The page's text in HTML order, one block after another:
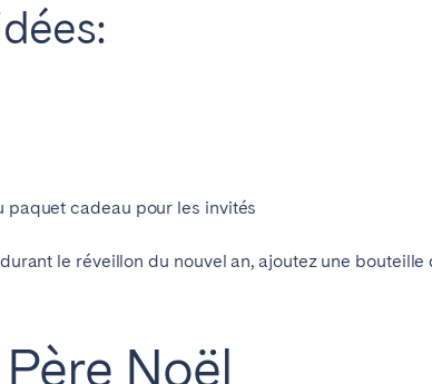
paquet cadeau pour les invités
le réveillon du nouvel an, ajoutez une
Noël